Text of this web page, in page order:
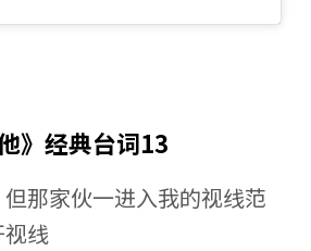
》经典台词13
那家伙一进入我的视线范
线